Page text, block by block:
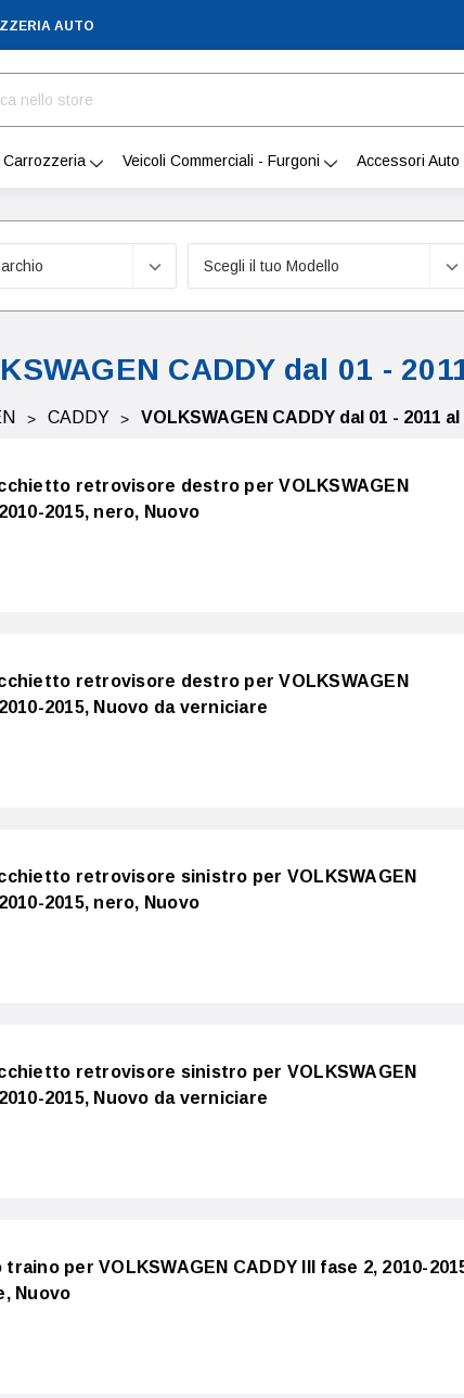
AUTO
Carrozzeria Veicoli Commerciali - Furgoni Accessori Auto
CADDY dal 01 -
CADDY VOLKSWAGEN CADDY dal 01 - 2011 al
retrovisore destro per VOLKSWAGEN
2015, nero, Nuovo
retrovisore destro per VOLKSWAGEN
2015, Nuovo da verniciare
retrovisore sinistro per VOLKSWAGEN
2015, nero, Nuovo
retrovisore sinistro per VOLKSWAGEN
2015, Nuovo da verniciare
per VOLKSWAGEN CADDY III fase 2, 2010-
Nuovo